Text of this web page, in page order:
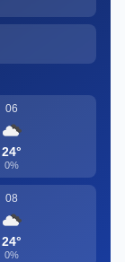
06
24°
0%
08
24°
0%